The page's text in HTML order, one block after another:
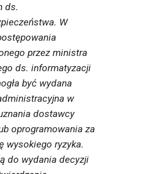
ds.
W
przez ministra
ds. informatyzacji
być wydana
w
dostawcy
oprogramowania za
wysokiego ryzyka.
do wydania decyzji